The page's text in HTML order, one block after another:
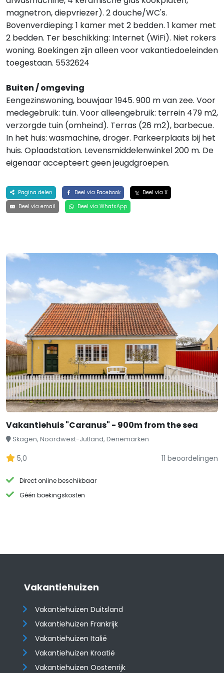
magnetron, diepvriezer). 2 douche/WC's.
Bovenverdieping: 1 kamer met 2 bedden. 1 kamer met
2 bedden. Ter beschikking: Internet (WiFi). Niet rokers
woning. Boekingen zijn alleen voor vakantiedoeleinden
toegestaan. 5532624
Buiten / omgeving
Eengezinswoning, bouwjaar 1945. 900 m van zee. Voor
medegebruik: tuin. Voor alleengebruik: terrein 479 m2,
verzorgde tuin (omheind). Terras (26 m2), barbecue.
In het huis: wasmachine, droger. Parkeerplaats bij het
huis. Oplaadstation. Levensmiddelenwinkel 200 m. De
eigenaar accepteert geen jeugdgroepen.
Pagina delen Deel via Facebook
Deel via X
Deel via email
Deel via WhatsApp
Vakantiehuis "Caranus" - 900m from the sea
Skagen, Noordwest-Jutland, Denemarken
5,0 11 beoordelingen
Direct online beschikbaar
Géén boekingskosten
Vakantiehuizen
Vakantiehuizen Duitsland
Vakantiehuizen Frankrijk
Vakantiehuizen Italië
Vakantiehuizen Kroatië
​​​​​​​Vakantiehuizen Oostenrijk